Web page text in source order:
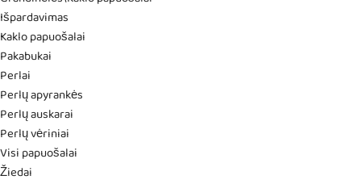
Išpardavimas
Kaklo papuošalai
Pakabukai
Perlai
Perlų apyrankės
Perlų auskarai
Perlų vėriniai
Visi papuošalai
Žiedai